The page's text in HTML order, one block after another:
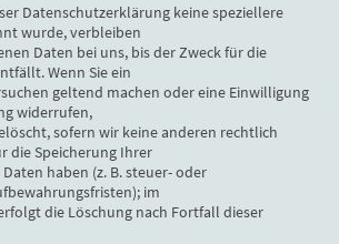
Datenschutzerklärung keine speziellere
wurde, verbleiben
Daten bei uns, bis der Zweck für die
Wenn Sie ein
geltend machen oder eine Einwilligung
widerrufen,
sofern wir keine anderen rechtlich
die Speicherung Ihrer
haben (z. B. steuer- oder
im
die Löschung nach Fortfall dieser